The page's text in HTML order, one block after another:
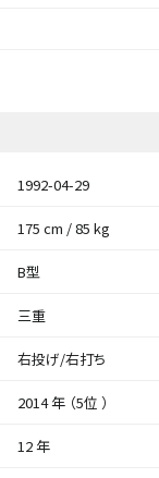
1992-04-29
175 cm / 85 kg
B型
三重
右投げ/右打ち
2014 年 （5位 ）
12 年